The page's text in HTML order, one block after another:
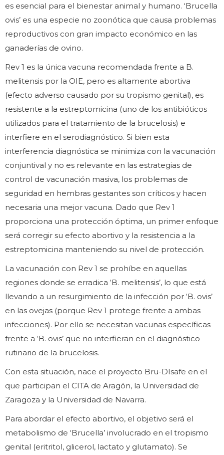
es esencial para el bienestar animal y humano. ‘Brucella
ovis’ es una especie no zoonótica que causa problemas
reproductivos con gran impacto económico en las
ganaderías de ovino.
Rev 1 es la única vacuna recomendada frente a B.
melitensis por la OIE, pero es altamente abortiva
(efecto adverso causado por su tropismo genital), es
resistente a la estreptomicina (uno de los antibióticos
utilizados para el tratamiento de la brucelosis) e
interfiere en el serodiagnóstico. Si bien esta
interferencia diagnóstica se minimiza con la vacunación
conjuntival y no es relevante en las estrategias de
control de vacunación masiva, los problemas de
seguridad en hembras gestantes son críticos y hacen
necesaria una mejor vacuna. Dado que Rev 1
proporciona una protección óptima, un primer enfoque
será corregir su efecto abortivo y la resistencia a la
estreptomicina manteniendo su nivel de protección.
La vacunación con Rev 1 se prohíbe en aquellas
regiones donde se erradica ‘B. melitensis’, lo que está
llevando a un resurgimiento de la infección por ‘B. ovis’
en las ovejas (porque Rev 1 protege frente a ambas
infecciones). Por ello se necesitan vacunas específicas
frente a ‘B. ovis’ que no interfieran en el diagnóstico
rutinario de la brucelosis.
Con esta situación, nace el proyecto Bru-DIsafe en el
que participan el CITA de Aragón, la Universidad de
Zaragoza y la Universidad de Navarra.
Para abordar el efecto abortivo, el objetivo será el
metabolismo de ‘Brucella’ involucrado en el tropismo
genital (eritritol, glicerol, lactato y glutamato). Se